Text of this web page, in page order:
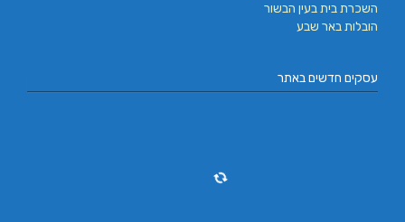
השכרת בית בעין הבשור
הובלות באר שבע
עסקים חדשים באתר